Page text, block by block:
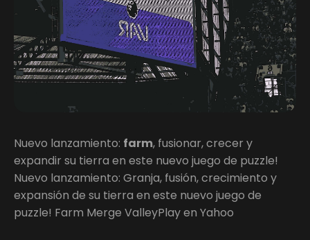
Nuevo lanzamiento: farm, fusionar, crecer y
expandir su tierra en este nuevo juego de puzzle!
Nuevo lanzamiento: Granja, fusión, crecimiento y
expansión de su tierra en este nuevo juego de
puzzle! Farm Merge ValleyPlay en Yahoo